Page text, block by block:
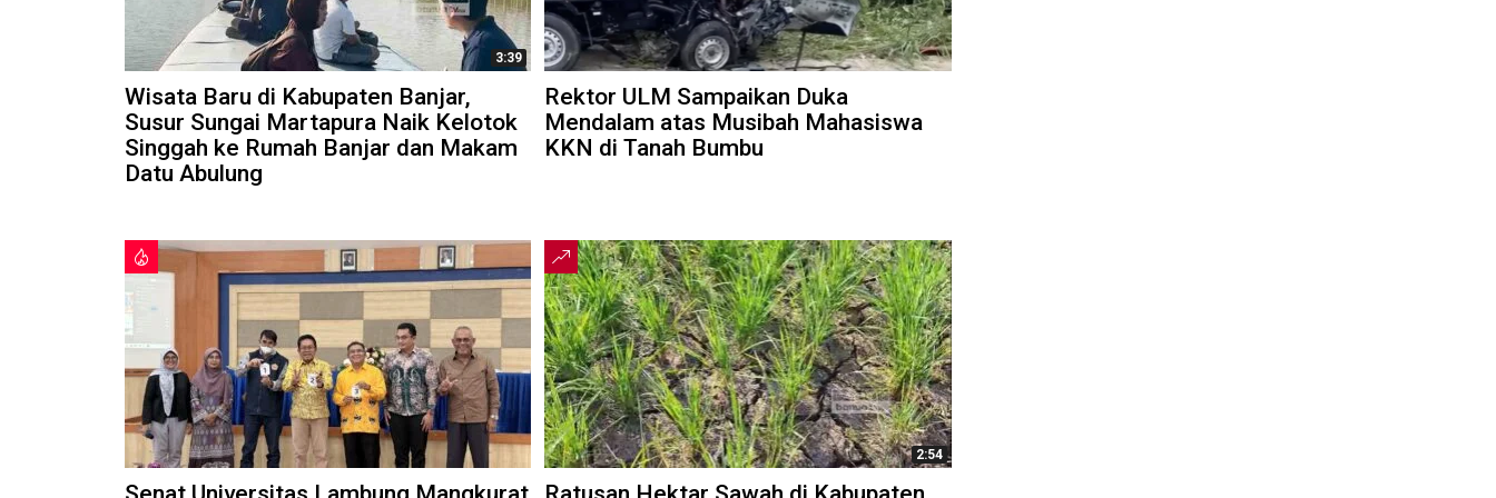
3:39
Wisata Baru di Kabupaten Banjar,
Susur Sungai Martapura Naik Kelotok
Singgah ke Rumah Banjar dan Makam
Datu Abulung
Rektor ULM Sampaikan Duka
Mendalam atas Musibah Mahasiswa
KKN di Tanah Bumbu
2:54